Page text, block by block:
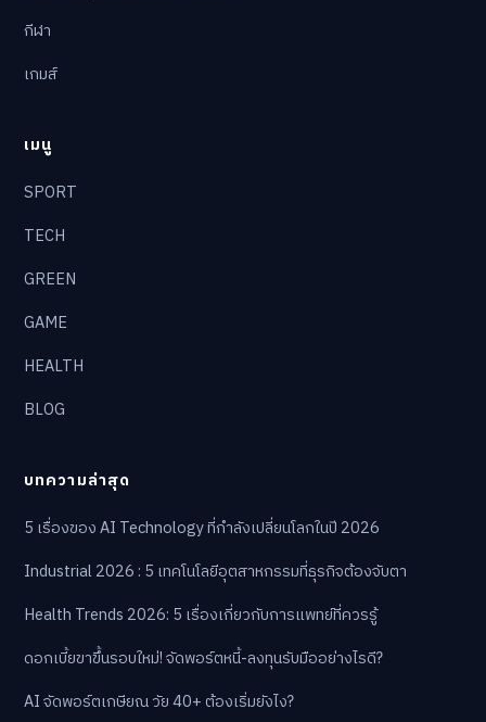
กีฬา
เกมส์
เมนู
SPORT
TECH
GREEN
GAME
HEALTH
BLOG
บทความล่าสุด
5 เรื่องของ AI Technology ที่กำลังเปลี่ยนโลกในปี 2026
Industrial 2026 : 5 เทคโนโลยีอุตสาหกรรมที่ธุรกิจต้องจับตา
Health Trends 2026: 5 เรื่องเกี่ยวกับการแพทย์ที่ควรรู้
ดอกเบี้ยขาขึ้นรอบใหม่! จัดพอร์ตหนี้-ลงทุนรับมืออย่างไรดี?
AI จัดพอร์ตเกษียณ วัย 40+ ต้องเริ่มยังไง?